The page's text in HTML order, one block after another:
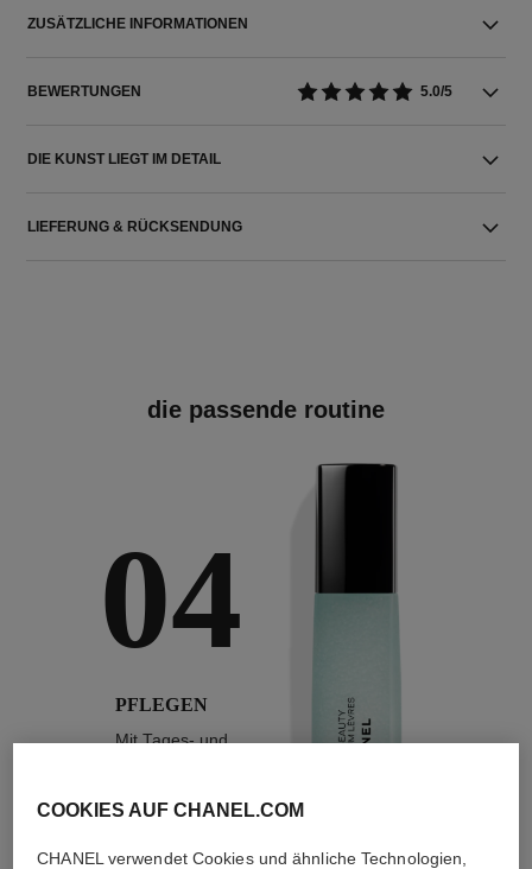
ZUSÄTZLICHE INFORMATIONEN
BEWERTUNGEN 5.0/5
DIE KUNST LIEGT IM DETAIL
LIEFERUNG & RÜCKSENDUNG
die passende routine
04
PFLEGEN
Mit Tages- und
Sprays gegen
COOKIES AUF CHANEL.COM
CHANEL verwendet Cookies und ähnliche Technologien,